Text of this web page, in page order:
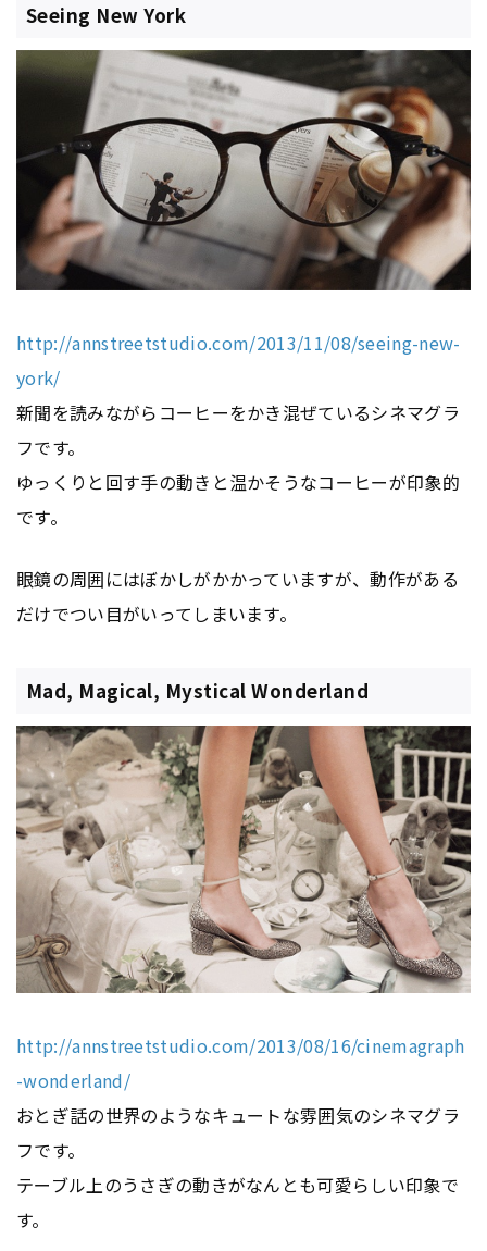
Seeing New York
http://annstreetstudio.com/2013/11/08/seeing-new-
york/
新聞を読みながらコーヒーをかき混ぜているシネマグラ
フです。
ゆっくりと回す手の動きと温かそうなコーヒーが印象的
です。
眼鏡の周囲にはぼかしがかかっていますが、動作がある
だけでつい目がいってしまいます。
Mad, Magical, Mystical Wonderland
http://annstreetstudio.com/2013/08/16/cinemagraph
-wonderland/
おとぎ話の世界のようなキュートな雰囲気のシネマグラ
フです。
テーブル上のうさぎの動きがなんとも可愛らしい印象で
す。